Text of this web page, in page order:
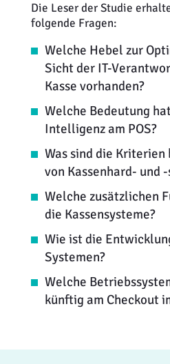
Die Leser der Studie
folgende Fragen:
Welche Hebel zur
Sicht der IT-
Kasse vorhanden?
Welche Bedeutung
Intelligenz am POS?
Was sind die
von Kassenhard- und
Welche zusätzlichen
die Kassensysteme?
Wie ist die
Systemen?
Welche
künftig am Checkout